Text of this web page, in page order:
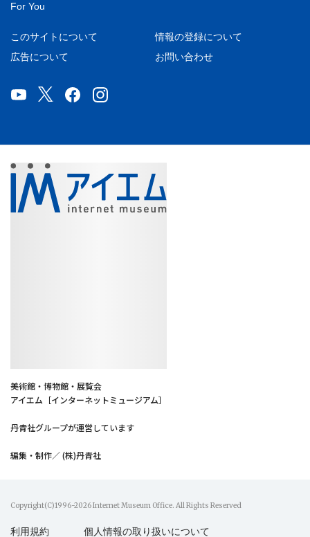
For You
このサイトについて
情報の登録について
広告について
お問い合わせ
美術館・博物館・展覧会
アイエム［インターネットミュージアム］
丹青社グループが運営しています
編集・制作／ (株)丹青社
Copyright(C)1996-2026 Internet Museum Office. All Rights Reserved
利用規約 個人情報の取り扱いについて